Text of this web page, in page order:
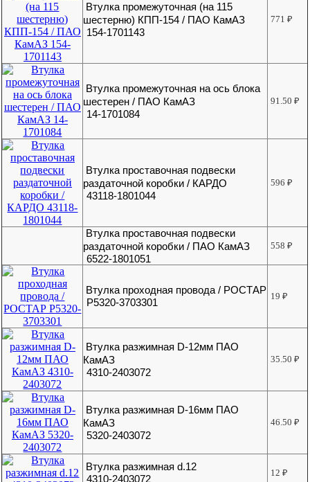
Втулка промежуточная (на 115
шестерню) КПП-154 / ПАО КамАЗ
154-1701143
771₽
Втулка промежуточная на ось блока
шестерен / ПАО КамАЗ
14-1701084
91.50₽
Втулка проставочная подвески
раздаточной коробки / КАРДО
43118-1801044
596₽
Втулка проставочная подвески
раздаточной коробки / ПАО КамАЗ
6522-1801051
558₽
Втулка проходная провода / РОСТАР
Р5320-3703301
19₽
Втулка разжимная D-12мм ПАО
КамАЗ
4310-2403072
35.50₽
Втулка разжимная D-16мм ПАО
КамАЗ
5320-2403072
46.50₽
Втулка разжимная d.12
4310-2403072
12₽